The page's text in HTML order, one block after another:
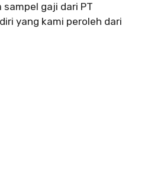
gaji dari PT
yang kami peroleh dari